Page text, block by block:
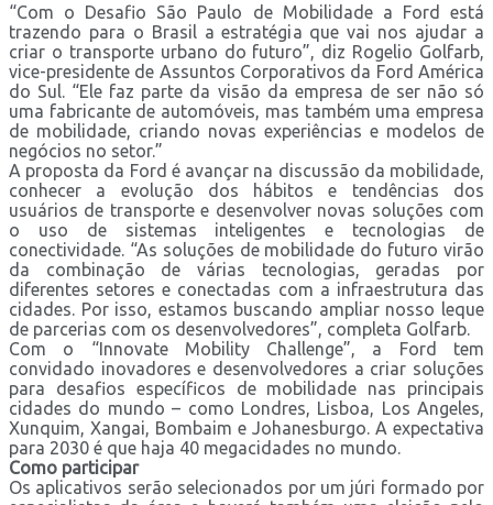
“Com o Desafio São Paulo de Mobilidade a Ford está
trazendo para o Brasil a estratégia que vai nos ajudar a
criar o transporte urbano do futuro”, diz Rogelio Golfarb,
vice-presidente de Assuntos Corporativos da Ford América
do Sul. “Ele faz parte da visão da empresa de ser não só
uma fabricante de automóveis, mas também uma empresa
de mobilidade, criando novas experiências e modelos de
negócios no setor.”
A proposta da Ford é avançar na discussão da mobilidade,
conhecer a evolução dos hábitos e tendências dos
usuários de transporte e desenvolver novas soluções com
o uso de sistemas inteligentes e tecnologias de
conectividade. “As soluções de mobilidade do futuro virão
da combinação de várias tecnologias, geradas por
diferentes setores e conectadas com a infraestrutura das
cidades. Por isso, estamos buscando ampliar nosso leque
de parcerias com os desenvolvedores”, completa Golfarb.
Com o “Innovate Mobility Challenge”, a Ford tem
convidado inovadores e desenvolvedores a criar soluções
para desafios específicos de mobilidade nas principais
cidades do mundo – como Londres, Lisboa, Los Angeles,
Xunquim, Xangai, Bombaim e Johanesburgo. A expectativa
para 2030 é que haja 40 megacidades no mundo.
Como participar
Os aplicativos serão selecionados por um júri formado por